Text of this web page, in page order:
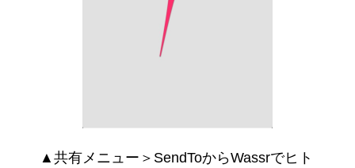
▲共有メニュー＞SendToからWassrでヒト